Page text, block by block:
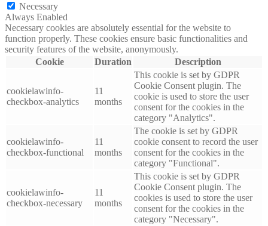
Necessary
Always Enabled
Necessary cookies are absolutely essential for the website to
function properly. These cookies ensure basic functionalities and
security features of the website, anonymously.
Cookie
Duration Description
cookielawinfo-
checkbox-analytics
11
months
This cookie is set by GDPR
Cookie Consent plugin. The
cookie is used to store the user
consent for the cookies in the
category "Analytics".
cookielawinfo-
checkbox-functional
11
months
The cookie is set by GDPR
cookie consent to record the user
consent for the cookies in the
category "Functional".
cookielawinfo-
checkbox-necessary
11
months
This cookie is set by GDPR
Cookie Consent plugin. The
cookies is used to store the user
consent for the cookies in the
category "Necessary".